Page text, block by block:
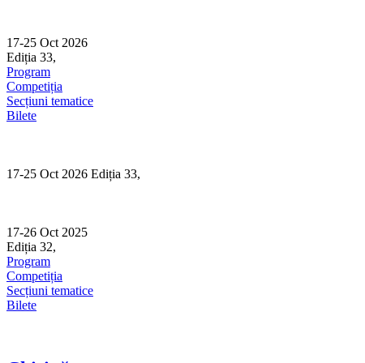
content
17-25 Oct 2026
Ediția 33,
Program
Competiția
Secțiuni tematice
Bilete
17-25 Oct 2026 Ediția 33,
17-26 Oct 2025
Ediția 32,
Program
Competiția
Secțiuni tematice
Bilete